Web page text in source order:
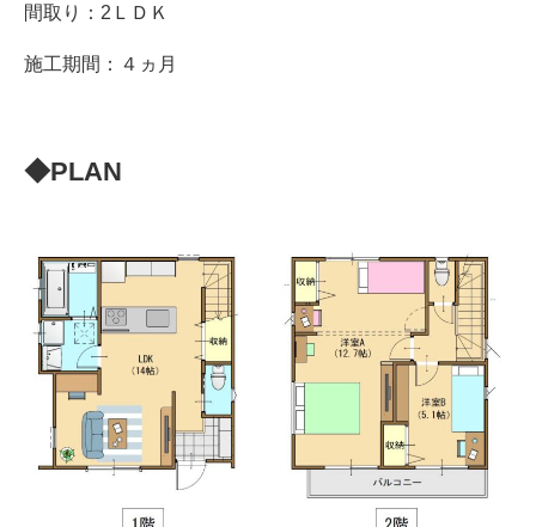
間取り：2ＬＤＫ
施工期間：４ヵ月
◆PLAN